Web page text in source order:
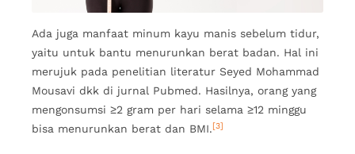
Ada juga manfaat minum kayu manis sebelum tidur,
yaitu untuk bantu menurunkan berat badan. Hal ini
merujuk pada penelitian literatur Seyed Mohammad
Mousavi dkk di jurnal Pubmed. Hasilnya, orang yang
mengonsumsi ≥2 gram per hari selama ≥12 minggu
bisa menurunkan berat dan BMI. [3]